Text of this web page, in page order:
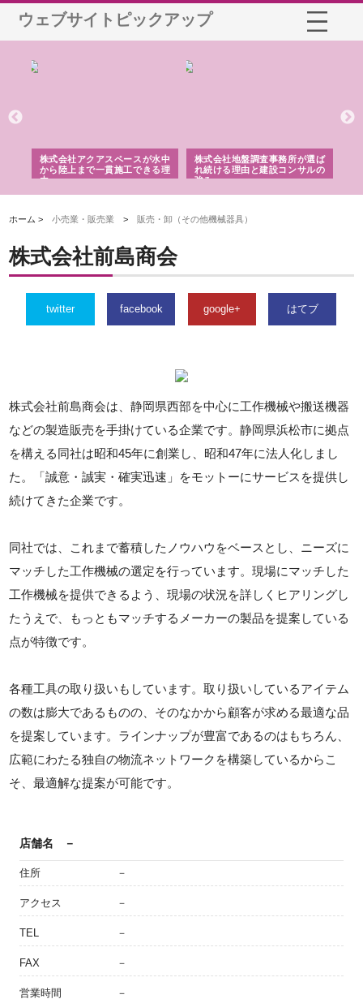
ウェブサイトピックアップ
株式会社アクアスペースが水中
から陸上まで一貫施工できる理
由
株式会社地盤調査事務所が選ば
れ続ける理由と建設コンサルの
強み
ホーム >小売業・販売業 > 販売・卸（その他機械器具）
株式会社前島商会
twitter facebook google+ はてブ
株式会社前島商会は、静岡県西部を中心に工作機械や搬送機器
などの製造販売を手掛けている企業です。静岡県浜松市に拠点
を構える同社は昭和45年に創業し、昭和47年に法人化しまし
た。「誠意・誠実・確実迅速」をモットーにサービスを提供し
続けてきた企業です。
同社では、これまで蓄積したノウハウをベースとし、ニーズに
マッチした工作機械の選定を行っています。現場にマッチした
工作機械を提供できるよう、現場の状況を詳しくヒアリングし
たうえで、もっともマッチするメーカーの製品を提案している
点が特徴です。
各種工具の取り扱いもしています。取り扱いしているアイテム
の数は膨大であるものの、そのなかから顧客が求める最適な品
を提案しています。ラインナップが豊富であるのはもちろん、
広範にわたる独自の物流ネットワークを構築しているからこ
そ、最適解な提案が可能です。
店舗名 －
住所 －
アクセス －
TEL －
FAX －
営業時間 －